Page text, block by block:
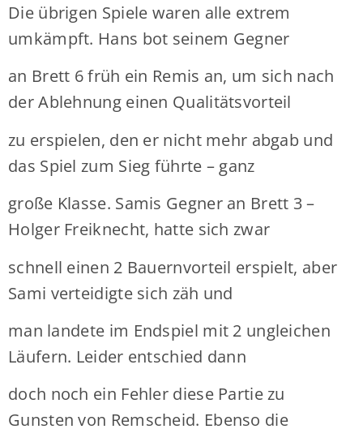
Die übrigen Spiele waren alle extrem
umkämpft. Hans bot seinem Gegner
an Brett 6 früh ein Remis an, um sich nach
der Ablehnung einen Qualitätsvorteil
zu erspielen, den er nicht mehr abgab und
das Spiel zum Sieg führte – ganz
große Klasse. Samis Gegner an Brett 3 –
Holger Freiknecht, hatte sich zwar
schnell einen 2 Bauernvorteil erspielt, aber
Sami verteidigte sich zäh und
man landete im Endspiel mit 2 ungleichen
Läufern. Leider entschied dann
doch noch ein Fehler diese Partie zu
Gunsten von Remscheid. Ebenso die